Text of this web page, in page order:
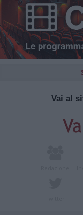
Vai al